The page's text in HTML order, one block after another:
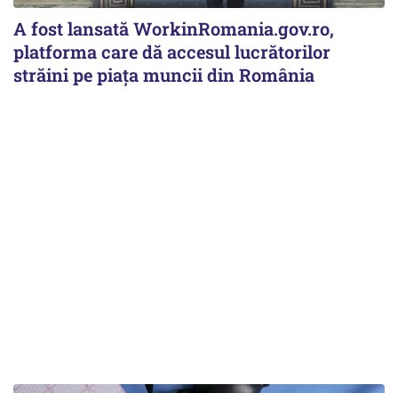
A fost lansată WorkinRomania.gov.ro,
platforma care dă accesul lucrătorilor
străini pe piața muncii din România